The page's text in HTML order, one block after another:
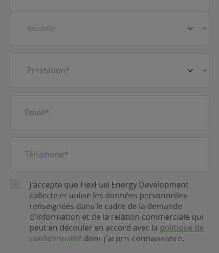
mail(Nécessaire)
RGPDJ'accepte que FlexFuel Energy Development
collecte et utilise les données personnelles
renseignées dans le cadre de la demande
d'information et de la relation commerciale qui
peut en découler en accord avec la politique de
confidentialité dont j'ai pris connaissance.